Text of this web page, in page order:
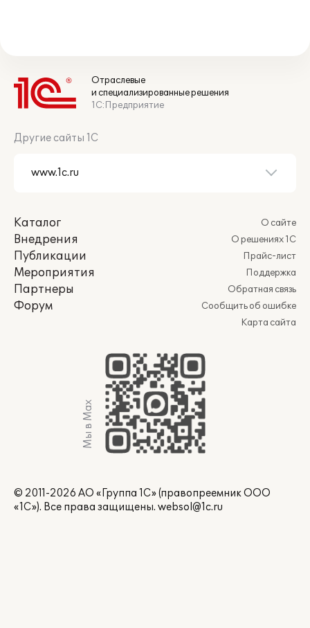
Отраслевые
и специализированные решения
1С:Предприятие
Другие сайты 1С
Каталог
Внедрения
Публикации
Мероприятия
Партнеры
Форум
О сайте
О решениях 1С
Прайс-лист
Поддержка
Обратная связь
Сообщить об ошибке
Карта сайта
Мы в Max
© 2011-2026 АО «Группа 1С» (правопреемник ООО
«1С»). Все права защищены. websol@1c.ru